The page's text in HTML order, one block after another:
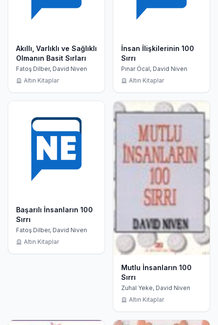
Akıllı, Varlıklı ve Sağlıklı
Olmanın Basit Sırları
Fatoş Dilber, David Niven
Altın Kitaplar
İnsan İlişkilerinin 100
Sırrı
Pınar Öcal, David Niven
Altın Kitaplar
Başarılı İnsanların 100
Sırrı
Fatoş Dilber, David Niven
Altın Kitaplar
Mutlu İnsanların 100
Sırrı
Zuhal Yeke, David Niven
Altın Kitaplar